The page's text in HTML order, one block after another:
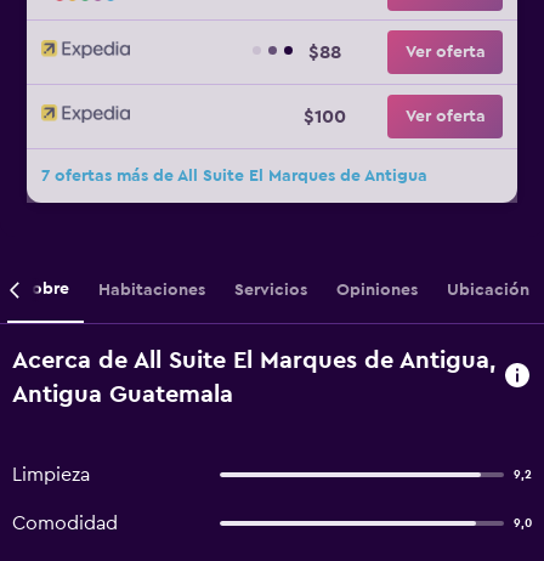
$88 Ver oferta
$100 Ver oferta
7 ofertas más de All Suite El Marques de Antigua
Sobre Habitaciones Servicios Opiniones Ubicación
Acerca de All Suite El Marques de Antigua,
Antigua Guatemala
Limpieza 9,2
Comodidad 9,0